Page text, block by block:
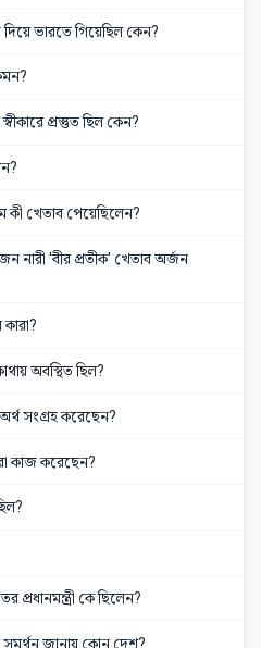
দিয়ে ভারতে গিয়েছিল কেন?
প্রস্তুত ছিল কেন?
কী খেতাব পেয়েছিলেন?
জন নারী 'বীর প্রতীক' খেতাব অর্জন
কারা?
অবস্থিত ছিল?
সংগ্রহ করেছেন?
কাজ করেছেন?
প্রধানমন্ত্রী কে ছিলেন?
সমর্থন জানায় কোন দেশ?